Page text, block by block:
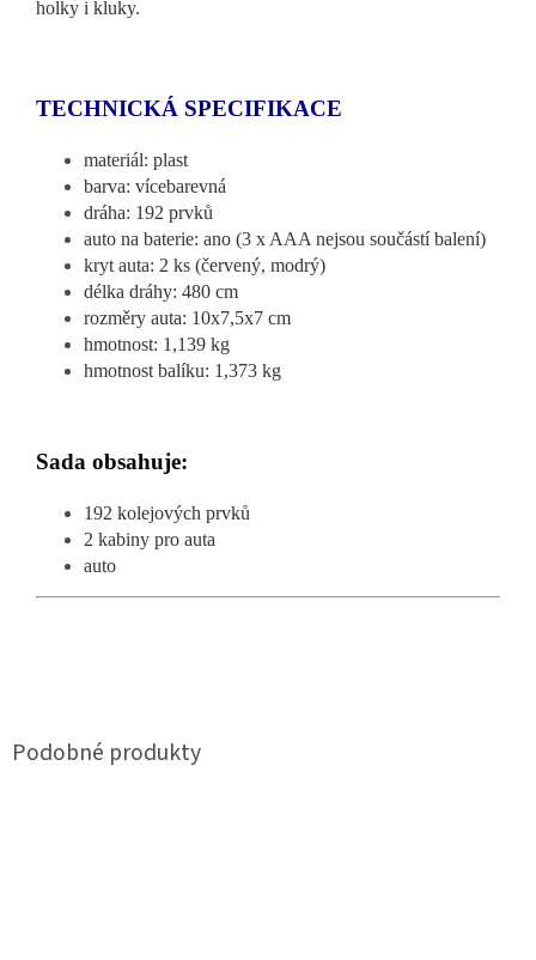
holky i kluky.
TECHNICKÁ SPECIFIKACE
materiál: plast
barva: vícebarevná
dráha: 192 prvků
auto na baterie: ano (3 x AAA nejsou součástí balení)
kryt auta: 2 ks (červený, modrý)
délka dráhy: 480 cm
rozměry auta: 10x7,5x7 cm
hmotnost: 1,139 kg
hmotnost balíku: 1,373 kg
Sada obsahuje:
192 kolejových prvků
2 kabiny pro auta
auto